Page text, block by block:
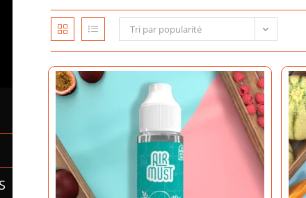
Tri par popularité